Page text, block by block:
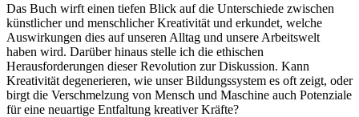
Das Buch wirft einen tiefen Blick auf die Unterschiede zwischen
künstlicher und menschlicher Kreativität und erkundet, welche
Auswirkungen dies auf unseren Alltag und unsere Arbeitswelt
haben wird. Darüber hinaus stelle ich die ethischen
Herausforderungen dieser Revolution zur Diskussion. Kann
Kreativität degenerieren, wie unser Bildungssystem es oft zeigt, oder
birgt die Verschmelzung von Mensch und Maschine auch Potenziale
für eine neuartige Entfaltung kreativer Kräfte?